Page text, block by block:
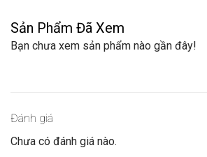
Sản Phẩm Đã Xem
Bạn chưa xem sản phẩm nào gần đây!
Đánh giá
Chưa có đánh giá nào.